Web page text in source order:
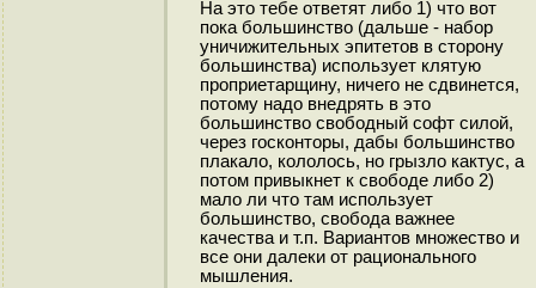
На это тебе ответят либо 1) что вот
пока большинство (дальше - набор
уничижительных эпитетов в сторону
большинства) использует клятую
проприетарщину, ничего не сдвинется,
потому надо внедрять в это
большинство свободный софт силой,
через госконторы, дабы большинство
плакало, кололось, но грызло кактус, а
потом привыкнет к свободе либо 2)
мало ли что там использует
большинство, свобода важнее
качества и т.п. Вариантов множество и
все они далеки от рационального
мышления.